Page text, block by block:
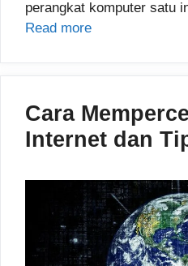
perangkat komputer satu
Read more
Cara
Internet dan